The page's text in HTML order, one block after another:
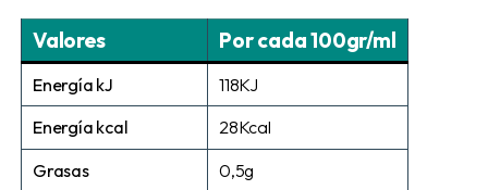
Valores Por cada 100gr/ml
Energía kJ
118KJ
Energía kcal
28Kcal
Grasas
0,5g